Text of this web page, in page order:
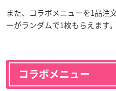
また、コラボメニューを1品注
ーがランダムで1枚もらえます。
コラボメニュー